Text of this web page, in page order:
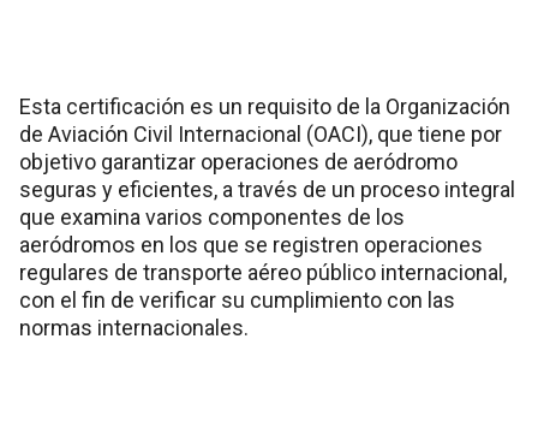
Esta certificación es un requisito de la Organización
de Aviación Civil Internacional (OACI), que tiene por
objetivo garantizar operaciones de aeródromo
seguras y eficientes, a través de un proceso integral
que examina varios componentes de los
aeródromos en los que se registren operaciones
regulares de transporte aéreo público internacional,
con el fin de verificar su cumplimiento con las
normas internacionales.